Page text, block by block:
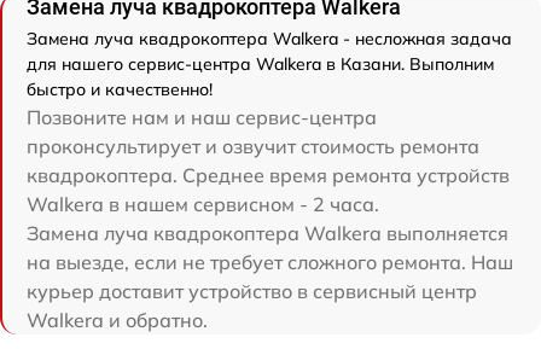
Замена луча квадрокоптера Walkera
Замена луча квадрокоптера Walkera - несложная задача
для нашего сервис-центра Walkera в Казани. Выполним
быстро и качественно!
Позвоните нам и наш сервис-центра
проконсультирует и озвучит стоимость ремонта
квадрокоптера. Среднее время ремонта устройств
Walkera в нашем сервисном - 2 часа.
Замена луча квадрокоптера Walkera выполняется
на выезде, если не требует сложного ремонта. Наш
курьер доставит устройство в сервисный центр
Walkera и обратно.